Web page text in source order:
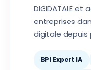
DIGIDATALE
entreprises
digitale depuis
BPI Expert IA